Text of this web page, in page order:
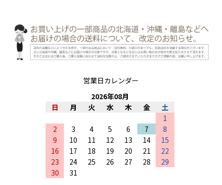
営業日カレンダー
2026年08月
日
月 火 水 木 金
土
1
2
3 4 5 6 7
8
9
10 11 12 13 14
15
16
17 18 19 20 21
22
23
24 25 26 27 28
29
30
31